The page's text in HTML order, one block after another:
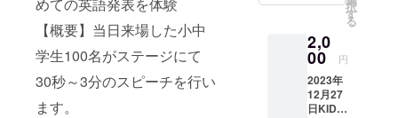
【概要】当日来場した小中
学生100名がステージにて
30秒～3分のスピーチを行い
ます。
団法人
オー
バー
キャリ
ア代表
理事、
コーチ
SLA（
語学）
課程修
了 草
の根英
語勉強
会暁の
オーガ
ザー ３
児の母
8歳まで
に正し
い脳の
回路を
フィー
ローバ
ル教育
コンサ
ルタン
ト 一般
18:00予
定 ２回
目 12月
9日(土)
17:00-
ていま
す）の
帯の
み、１
家庭か
名分の
スピー
権利。
１名ず
つ30秒
さい。
●このチ
ケット
をお持
ちの方
は第1部
択
す
る
2,0
00 円
2023年
12月27
日KIDS